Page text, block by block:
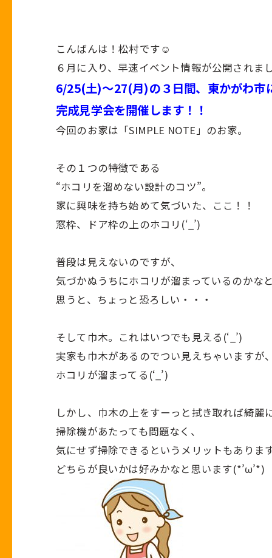
こんばんは！松村です☺
６月に入り、早速イベント情報が公開されま
6/25(土)～27(月)の３日間、東かがわ市
完成見学会を開催します！！
今回のお家は「SIMPLE NOTE」のお家。
その１つの特徴である
“ホコリを溜めない設計のコツ”。
家に興味を持ち始めて気づいた、ここ！！
窓枠、ドア枠の上のホコリ(‘_’)
普段は見えないのですが、
気づかぬうちにホコリが溜まっているのかなと
思うと、ちょっと恐ろしい・・・
そして巾木。これはいつでも見える(‘_’)
実家も巾木があるのでつい見えちゃいますが、
ホコリが溜まってる(‘_’)
しかし、巾木の上をすーっと拭き取れば綺麗
掃除機があたっても問題なく、
気にせず掃除できるというメリットもあります
どちらが良いかは好みかなと思います(*’ω’*)